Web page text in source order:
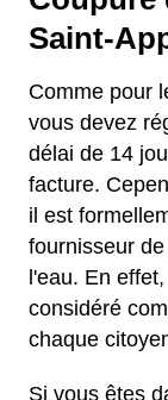
Saint-
Comme pour
vous devez
délai de 14
facture.
il est
fournisseur
l'eau. En
considéré
chaque
Si vous êtes